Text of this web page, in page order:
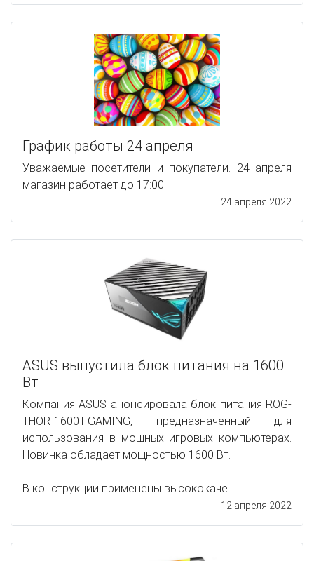
График работы 24 апреля
Уважаемые посетители и покупатели. 24 апреля
магазин работает до 17:00.
24 апреля 2022
ASUS выпустила блок питания на 1600
Вт
Компания ASUS анонсировала блок питания ROG-
THOR-1600T-GAMING, предназначенный для
использования в мощных игровых компьютерах.
Новинка обладает мощностью 1600 Вт.
В конструкции применены высококаче...
12 апреля 2022